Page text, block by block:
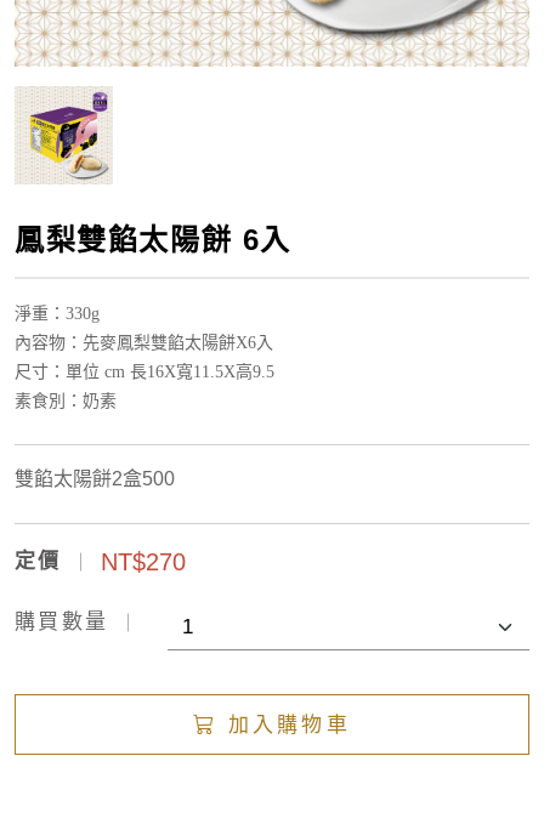
鳳梨雙餡太陽餅 6入
淨重：330g
內容物：先麥鳳梨雙餡太陽餅X6入
尺寸：單位 cm 長16X寬11.5X高9.5
素食別：奶素
雙餡太陽餅2盒500
定價 NT$270
購買數量
加入購物車